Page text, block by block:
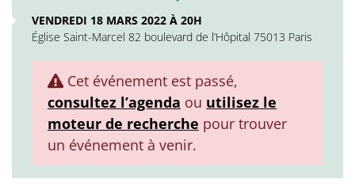
VENDREDI 18 MARS 2022 À 20H
Église Saint-Marcel 82 boulevard de l’Hôpital 75013 Paris
Cet événement est passé,
consultez l’agenda ou utilisez le
moteur de recherche pour trouver
un événement à venir.